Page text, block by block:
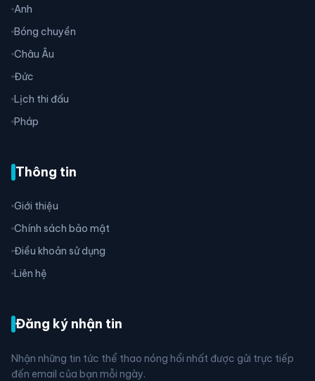
Anh
Bóng chuyền
Châu Âu
Đức
Lịch thi đấu
Pháp
Thông tin
Giới thiệu
Chính sách bảo mật
Điều khoản sử dụng
Liên hệ
Đăng ký nhận tin
Nhận những tin tức thể thao nóng hổi nhất được gửi trực tiếp
đến email của bạn mỗi ngày.